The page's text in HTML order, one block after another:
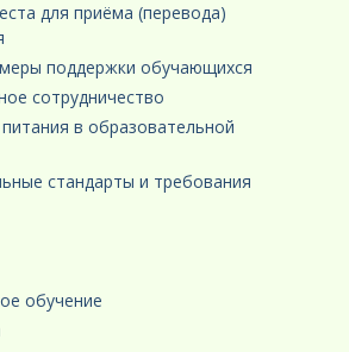
для приёма (перевода)
поддержки обучающихся
сотрудничество
в образовательной
стандарты и требования
обучение